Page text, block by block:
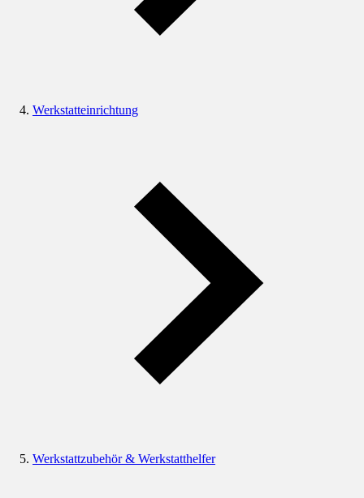
Werkstatteinrichtung
Werkstattzubehör & Werkstatthelfer